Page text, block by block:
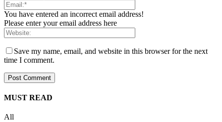
You have entered an incorrect email address!
Please enter your email address here
Save my name, email, and website in this browser for the next
time I comment.
MUST READ
All